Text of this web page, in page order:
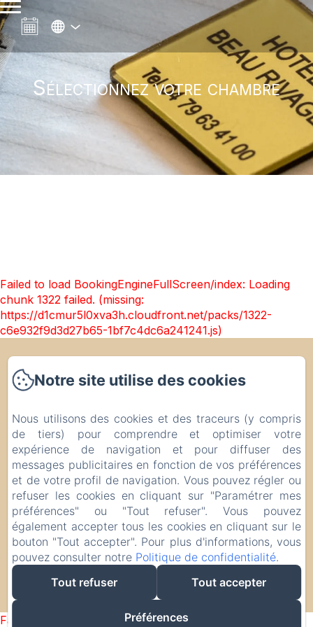
Sélectionnez votre chambre
Failed to load BookingEngineFullScreen/index: Loading
chunk 1322 failed. (missing:
https://d1cmur5l0xva3h.cloudfront.net/packs/1322-
c6e932f9d3d27b65-1bf7c4dc6a241241.js)
Accueil
Hôtel Beau Rivage
Brasserie Le Skiff
Crêperie Du Port
Galerie Photos
Contact
Failed to load BookingEngine/index: Loading chunk 1322
Notre site utilise des cookies
Nous utilisons des cookies et des traceurs (y compris
de tiers) pour comprendre et optimiser votre
expérience de navigation et pour diffuser des
messages publicitaires en fonction de vos préférences
et de votre profil de navigation. Vous pouvez régler ou
refuser les cookies en cliquant sur "Paramétrer mes
préférences" ou "Tout refuser". Vous pouvez
également accepter tous les cookies en cliquant sur le
bouton "Tout accepter". Pour plus d'informations, vous
pouvez consulter notre Politique de confidentialité.
Tout refuser
Tout accepter
Préférences